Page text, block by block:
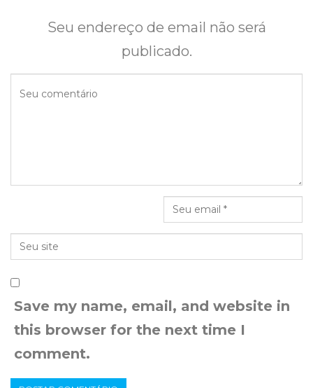
Seu endereço de email não será
publicado.
Save my name, email, and website in
this browser for the next time I
comment.